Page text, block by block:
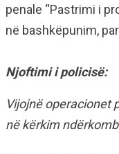
penale “Pastrimi i
në bashkëpunim,
Njoftimi i policisë:
Vijojnë operacionet
në kërkim